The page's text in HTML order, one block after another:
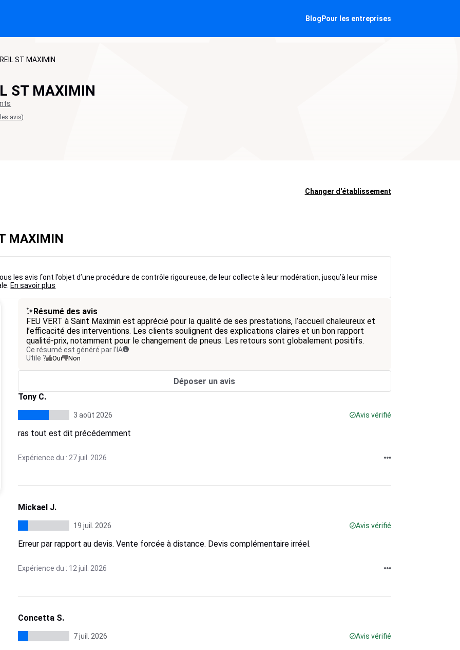
Blog Pour les entreprises
ST MAXIMIN
ST MAXIMIN
avis)
Changer d'établissement
MAXIMIN
les avis font l’objet d’une procédure de contrôle rigoureuse, de leur collecte à leur modération, jusqu’à leur mise
En savoir plus
Résumé des avis
FEU VERT à Saint Maximin est apprécié pour la qualité de ses prestations, l’accueil chaleureux et
l’efficacité des interventions. Les clients soulignent des explications claires et un bon rapport
qualité-prix, notamment pour le changement de pneus. Les retours sont globalement positifs.
Ce résumé est généré par l’IA
Utile ?
Oui Non
Déposer un avis
Tony C.
3 août 2026 Avis vérifié
ras tout est dit précédemment
Expérience du : 27 juil. 2026
Mickael J.
19 juil. 2026 Avis vérifié
Erreur par rapport au devis. Vente forcée à distance. Devis complémentaire irréel.
Expérience du : 12 juil. 2026
Concetta S.
7 juil. 2026 Avis vérifié